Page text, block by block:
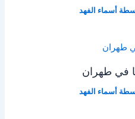
أسماء الفهد
أسماء الفهد